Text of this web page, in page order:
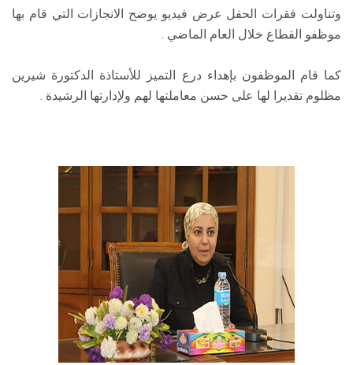
وتناولت فقرات الحفل عرض فيديو يوضح الانجازات التي قام بها
موظفو القطاع خلال العام الماضي .
كما قام الموظفون بإهداء درع التميز للأستاذة الدكتورة شيرين
مظلوم تقديرا لها على حسن معاملتها لهم ولإدارتها الرشيدة .